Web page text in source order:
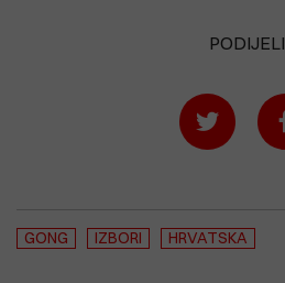
PODIJELI
GONG IZBORI HRVATSKA